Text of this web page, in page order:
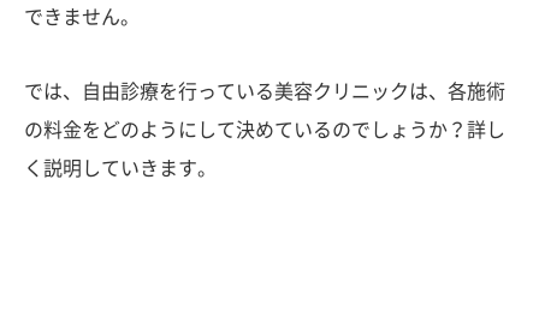
できません。
では、自由診療を行っている美容クリニックは、各施術
の料金をどのようにして決めているのでしょうか？詳し
く説明していきます。